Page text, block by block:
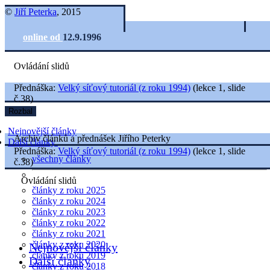
© Jiří Peterka, 2015
online od 12.9.1996
Ovládání slidů
Nejnovější články
Další články
všechny články
články z roku 2025
články z roku 2024
články z roku 2023
články z roku 2022
články z roku 2021
články z roku 2020
články z roku 2019
články z roku 2018
Přednáška: Velký síťový tutoriál (z roku 1994) (lekce 1, slide
č.38)
Rozbal
Archiv článků a přednášek Jiřího Peterky
Přednáška: Velký síťový tutoriál (z roku 1994) (lekce 1, slide
č.38)
Ovládání slidů
Nejnovější články
Další články